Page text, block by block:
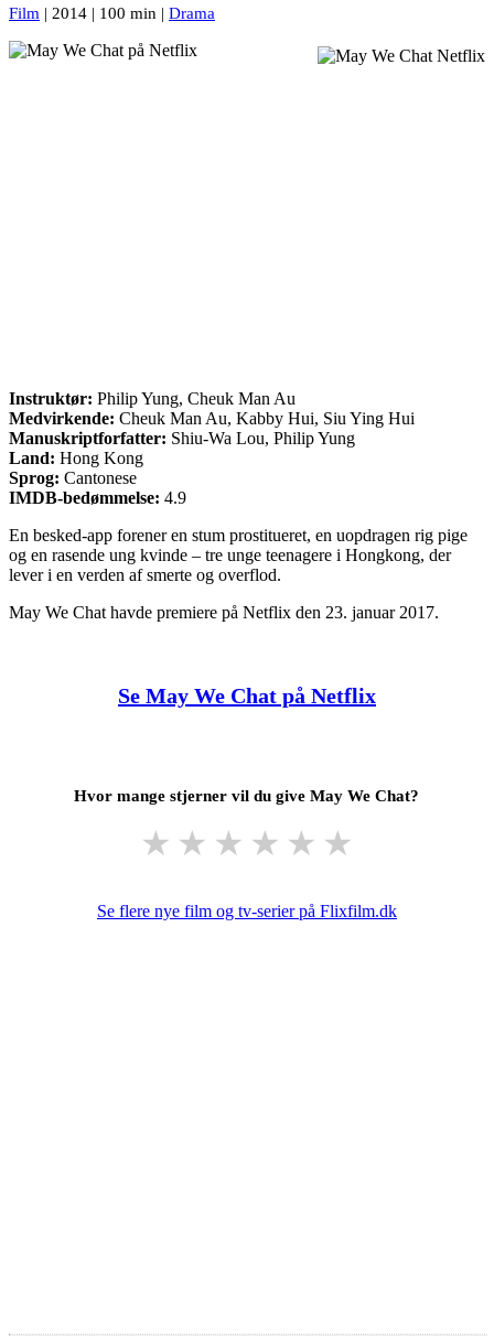
Film | 2014 | 100 min | Drama
Instruktør: Philip Yung, Cheuk Man Au
Medvirkende: Cheuk Man Au, Kabby Hui, Siu Ying Hui
Manuskriptforfatter: Shiu-Wa Lou, Philip Yung
Land: Hong Kong
Sprog: Cantonese
IMDB-bedømmelse: 4.9
En besked-app forener en stum prostitueret, en uopdragen rig pige
og en rasende ung kvinde – tre unge teenagere i Hongkong, der
lever i en verden af smerte og overflod.
May We Chat havde premiere på Netflix den 23. januar 2017.
Se May We Chat på Netflix
Hvor mange stjerner vil du give May We Chat?
★ ★ ★ ★ ★ ★
Se flere nye film og tv-serier på Flixfilm.dk